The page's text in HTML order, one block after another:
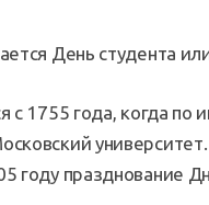
День студента
с 1755 года, когда
году празднование